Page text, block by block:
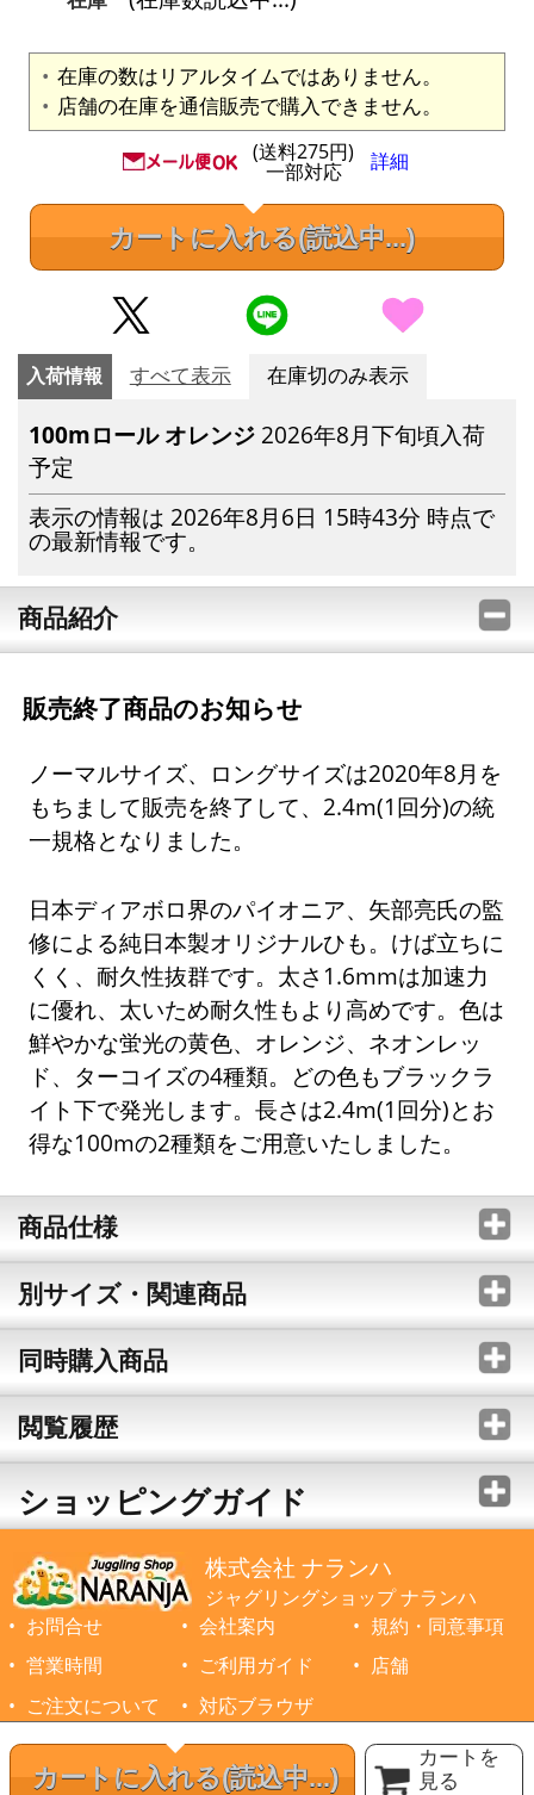
在庫の数はリアルタイムではありません。
店舗の在庫を通信販売で購入できません。
(送料275円)
一部対応 詳細
カートに入れる(読込中...)
カートに入れる(読込中...)
カートを
見る
入荷情報 すべて表示 在庫切のみ表示
100mロール オレンジ 2026年8月下旬頃入荷
予定
表示の情報は 2026年8月6日 15時43分 時点で
の最新情報です。
商品紹介
販売終了商品のお知らせ
ノーマルサイズ、ロングサイズは2020年8月を
もちまして販売を終了して、2.4m(1回分)の統
一規格となりました。
日本ディアボロ界のパイオニア、矢部亮氏の監
修による純日本製オリジナルひも。けば立ちに
くく、耐久性抜群です。太さ1.6mmは加速力
に優れ、太いため耐久性もより高めです。色は
鮮やかな蛍光の黄色、オレンジ、ネオンレッ
ド、ターコイズの4種類。どの色もブラックラ
イト下で発光します。長さは2.4m(1回分)とお
得な100mの2種類をご用意いたしました。
商品仕様
別サイズ・関連商品
同時購入商品
閲覧履歴
ショッピングガイド
株式会社 ナランハ
ジャグリングショップ ナランハ
お問合せ
会社案内
規約・同意事項
営業時間
ご利用ガイド
店舗
ご注文について
対応ブラウザ
©1999-2026 NARANJA Inc. All Rights Reserved.